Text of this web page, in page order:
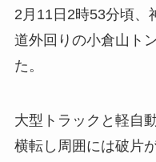
2月11日2時53分頃、
道外回りの小倉山ト
た。
大型トラックと軽自
横転し周囲には破片